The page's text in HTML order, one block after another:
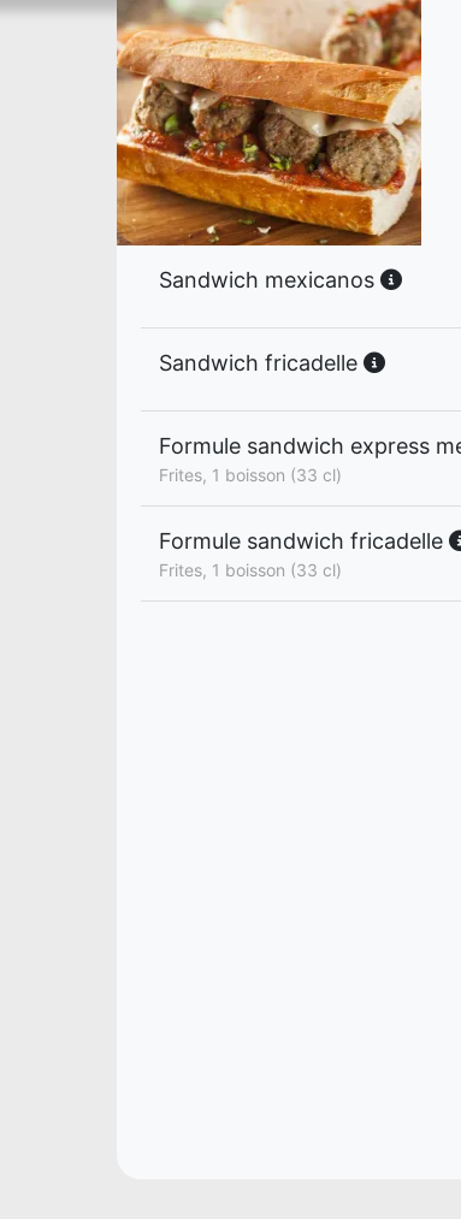
Sandwich mexicanos
Sandwich fricadelle
Formule sandwich express
Frites, 1 boisson (33 cl)
Formule sandwich fricadelle
Frites, 1 boisson (33 cl)